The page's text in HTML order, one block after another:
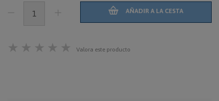
AÑADIR A LA CESTA
★ ★ ★ ★ ★ Valora este producto